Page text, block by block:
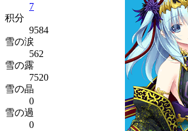
7
积分
9584
雪の涙
562
雪の露
7520
雪の晶
0
雪の過
0